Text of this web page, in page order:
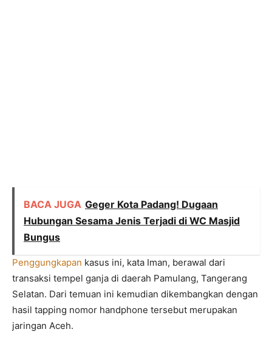
BACA JUGA Geger Kota Padang! Dugaan
Hubungan Sesama Jenis Terjadi di WC Masjid
Bungus
Penggungkapan kasus ini, kata Iman, berawal dari
transaksi tempel ganja di daerah Pamulang, Tangerang
Selatan. Dari temuan ini kemudian dikembangkan dengan
hasil tapping nomor handphone tersebut merupakan
jaringan Aceh.